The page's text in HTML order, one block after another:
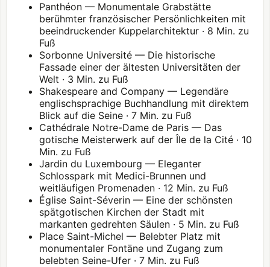
Panthéon — Monumentale Grabstätte
berühmter französischer Persönlichkeiten mit
beeindruckender Kuppelarchitektur · 8 Min. zu
Fuß
Sorbonne Université — Die historische
Fassade einer der ältesten Universitäten der
Welt · 3 Min. zu Fuß
Shakespeare and Company — Legendäre
englischsprachige Buchhandlung mit direktem
Blick auf die Seine · 7 Min. zu Fuß
Cathédrale Notre-Dame de Paris — Das
gotische Meisterwerk auf der Île de la Cité · 10
Min. zu Fuß
Jardin du Luxembourg — Eleganter
Schlosspark mit Medici-Brunnen und
weitläufigen Promenaden · 12 Min. zu Fuß
Église Saint-Séverin — Eine der schönsten
spätgotischen Kirchen der Stadt mit
markanten gedrehten Säulen · 5 Min. zu Fuß
Place Saint-Michel — Belebter Platz mit
monumentaler Fontäne und Zugang zum
belebten Seine-Ufer · 7 Min. zu Fuß